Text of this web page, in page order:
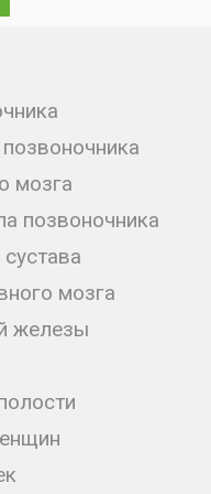
мозга
позвоночника
мозга
железы